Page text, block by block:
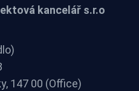
kancelář s.r.o
147 00 (Office)